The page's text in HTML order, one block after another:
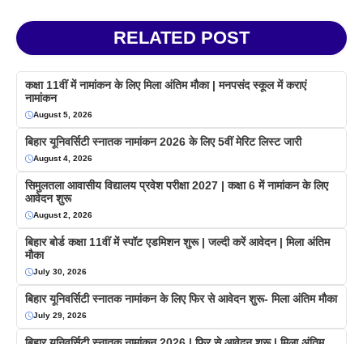
RELATED POST
कक्षा 11वीं में नामांकन के लिए मिला अंतिम मौका | मनपसंद स्कूल में कराएं
नामांकन
August 5, 2026
बिहार यूनिवर्सिटी स्नातक नामांकन 2026 के लिए 5वीं मेरिट लिस्ट जारी
August 4, 2026
सिमुलतला आवासीय विद्यालय प्रवेश परीक्षा 2027 | कक्षा 6 में नामांकन के लिए
आवेदन शुरू
August 2, 2026
बिहार बोर्ड कक्षा 11वीं में स्पॉट एडमिशन शुरू | जल्दी करें आवेदन | मिला अंतिम
मौका
July 30, 2026
बिहार यूनिवर्सिटी स्नातक नामांकन के लिए फिर से आवेदन शुरू- मिला अंतिम मौका
July 29, 2026